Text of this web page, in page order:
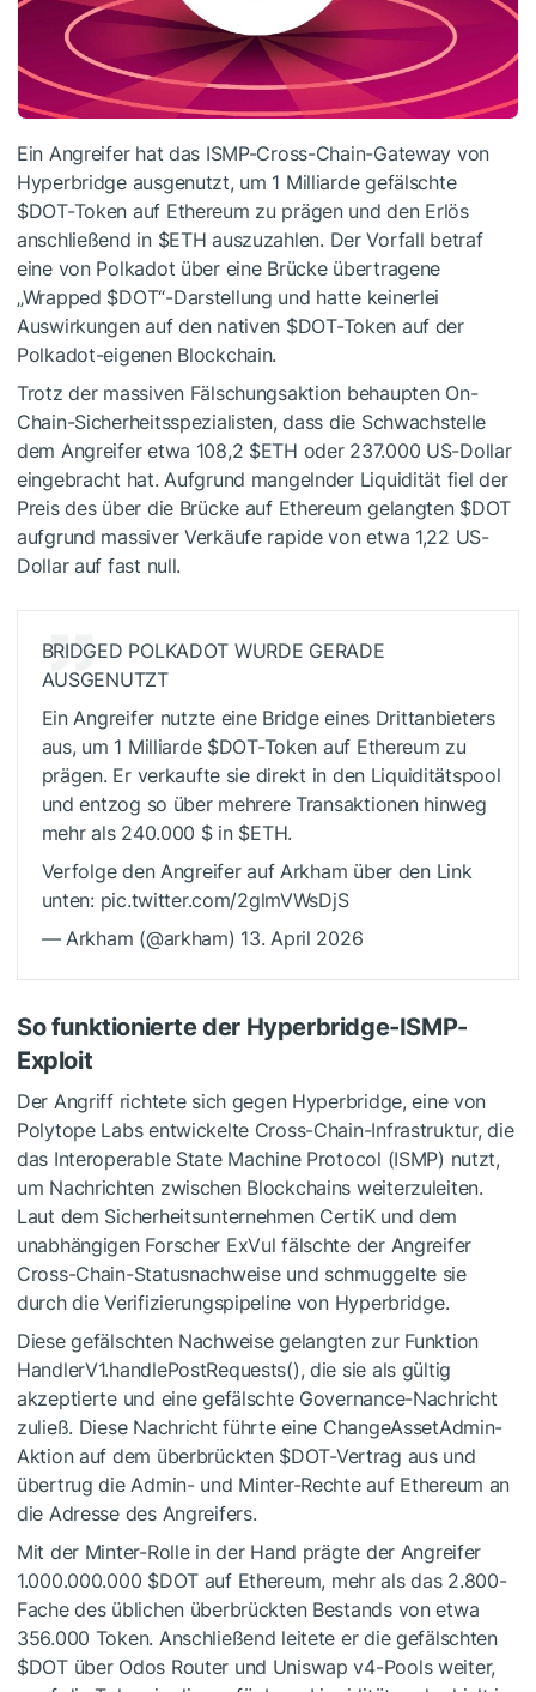
Ein Angreifer hat das ISMP-Cross-Chain-Gateway von
Hyperbridge ausgenutzt, um 1 Milliarde gefälschte
$DOT-Token auf Ethereum zu prägen und den Erlös
anschließend in $ETH auszuzahlen. Der Vorfall betraf
eine von Polkadot über eine Brücke übertragene
„Wrapped $DOT“-Darstellung und hatte keinerlei
Auswirkungen auf den nativen $DOT-Token auf der
Polkadot-eigenen Blockchain.
Trotz der massiven Fälschungsaktion behaupten On-
Chain-Sicherheitsspezialisten, dass die Schwachstelle
dem Angreifer etwa 108,2 $ETH oder 237.000 US-Dollar
eingebracht hat. Aufgrund mangelnder Liquidität fiel der
Preis des über die Brücke auf Ethereum gelangten $DOT
aufgrund massiver Verkäufe rapide von etwa 1,22 US-
Dollar auf fast null.
BRIDGED POLKADOT WURDE GERADE
AUSGENUTZT
Ein Angreifer nutzte eine Bridge eines Drittanbieters
aus, um 1 Milliarde $DOT-Token auf Ethereum zu
prägen. Er verkaufte sie direkt in den Liquiditätspool
und entzog so über mehrere Transaktionen hinweg
mehr als 240.000 $ in $ETH.
Verfolge den Angreifer auf Arkham über den Link
unten: pic.twitter.com/2glmVWsDjS
— Arkham (@arkham) 13. April 2026
So funktionierte der Hyperbridge-ISMP-
Exploit
Der Angriff richtete sich gegen Hyperbridge, eine von
Polytope Labs entwickelte Cross-Chain-Infrastruktur, die
das Interoperable State Machine Protocol (ISMP) nutzt,
um Nachrichten zwischen Blockchains weiterzuleiten.
Laut dem Sicherheitsunternehmen CertiK und dem
unabhängigen Forscher ExVul fälschte der Angreifer
Cross-Chain-Statusnachweise und schmuggelte sie
durch die Verifizierungspipeline von Hyperbridge.
Diese gefälschten Nachweise gelangten zur Funktion
HandlerV1.handlePostRequests(), die sie als gültig
akzeptierte und eine gefälschte Governance-Nachricht
zuließ. Diese Nachricht führte eine ChangeAssetAdmin-
Aktion auf dem überbrückten $DOT-Vertrag aus und
übertrug die Admin- und Minter-Rechte auf Ethereum an
die Adresse des Angreifers.
Mit der Minter-Rolle in der Hand prägte der Angreifer
1.000.000.000 $DOTauf Ethereum, mehr als das 2.800-
Fache des üblichen überbrückten Bestands von etwa
356.000 Token. Anschließend leitete er die gefälschten
$DOTüber Odos Router und Uniswap v4-Pools weiter,